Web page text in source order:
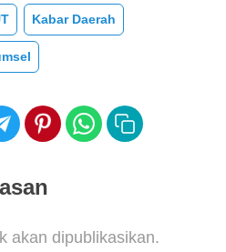
Kabar Daerah
akan dipublikasikan.